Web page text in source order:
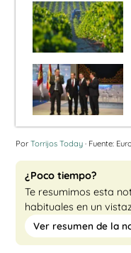
Por Torrijos Today · Fuente:
¿Poco tiempo?
Te resumimos esta
habituales en un
Ver resumen de la